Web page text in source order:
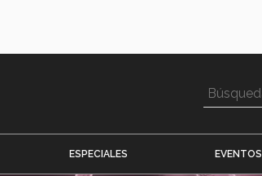
ESPECIALES EVENTOS